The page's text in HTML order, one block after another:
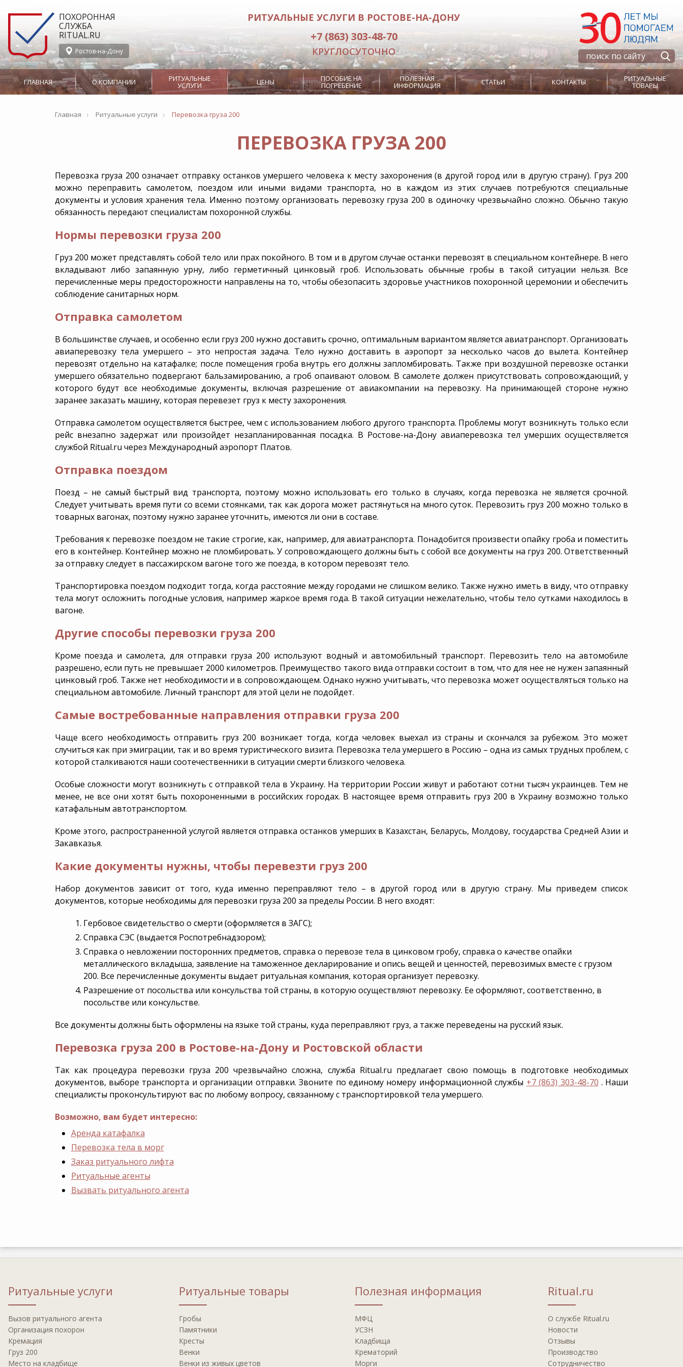
ПОХОРОННАЯ
СЛУЖБА
RITUAL.RU
Ростов-на-Дону
РИТУАЛЬНЫЕ УСЛУГИ В РОСТОВЕ-НА-ДОНУ
+7 (863) 303-48-70
КРУГЛОСУТОЧНО
ГЛАВНАЯ О КОМПАНИИ
О службе Ritual.ru в
Сотрудничество
СМИ о нас
РИТУАЛЬНЫЕ
УСЛУГИ
Организация
Перевозка тела в морг
Заказ ритуального лифта
Носильщики гроба
Кремация
Груз 200 Аренда катафалка
Перезахоронение останков
Уборка и благоустройство
ЦЕНЫ ПОСОБИЕ НА
ПОГРЕБЕНИЕ
ПОЛЕЗНАЯ
ИНФОРМАЦИЯ
Крематории
МФЦ
УСЗН
о смерти
Калькулятор поминок
СТАТЬИ КОНТАКТЫ РИТУАЛЬНЫЕ
ТОВАРЫ
Кресты на могилу
Венки
корзины
Главная › Ритуальные услуги › Перевозка груза 200
ПЕРЕВОЗКА ГРУЗА 200
Перевозка груза 200 означает отправку останков умершего человека к месту захоронения (в другой город или в другую страну). Груз 200
можно переправить самолетом, поездом или иными видами транспорта, но в каждом из этих случаев потребуются специальные
документы и условия хранения тела. Именно поэтому организовать перевозку груза 200 в одиночку чрезвычайно сложно. Обычно такую
обязанность передают специалистам похоронной службы.
Нормы перевозки груза 200
Груз 200 может представлять собой тело или прах покойного. В том и в другом случае останки перевозят в специальном контейнере. В него
вкладывают либо запаянную урну, либо герметичный цинковый гроб. Использовать обычные гробы в такой ситуации нельзя. Все
перечисленные меры предосторожности направлены на то, чтобы обезопасить здоровье участников похоронной церемонии и обеспечить
соблюдение санитарных норм.
Отправка самолетом
В большинстве случаев, и особенно если груз 200 нужно доставить срочно, оптимальным вариантом является авиатранспорт. Организовать
авиаперевозку тела умершего – это непростая задача. Тело нужно доставить в аэропорт за несколько часов до вылета. Контейнер
перевозят отдельно на катафалке; после помещения гроба внутрь его должны запломбировать. Также при воздушной перевозке останки
умершего обязательно подвергают бальзамированию, а гроб опаивают оловом. В самолете должен присутствовать сопровождающий, у
которого будут все необходимые документы, включая разрешение от авиакомпании на перевозку. На принимающей стороне нужно
заранее заказать машину, которая перевезет груз к месту захоронения.
Отправка самолетом осуществляется быстрее, чем с использованием любого другого транспорта. Проблемы могут возникнуть только если
рейс внезапно задержат или произойдет незапланированная посадка. В Ростове-на-Дону авиаперевозка тел умерших осуществляется
службой Ritual.ru через Международный аэропорт Платов.
Отправка поездом
Поезд – не самый быстрый вид транспорта, поэтому можно использовать его только в случаях, когда перевозка не является срочной.
Следует учитывать время пути со всеми стоянками, так как дорога может растянуться на много суток. Перевозить груз 200 можно только в
товарных вагонах, поэтому нужно заранее уточнить, имеются ли они в составе.
Требования к перевозке поездом не такие строгие, как, например, для авиатранспорта. Понадобится произвести опайку гроба и поместить
его в контейнер. Контейнер можно не пломбировать. У сопровождающего должны быть с собой все документы на груз 200. Ответственный
за отправку следует в пассажирском вагоне того же поезда, в котором перевозят тело.
Транспортировка поездом подходит тогда, когда расстояние между городами не слишком велико. Также нужно иметь в виду, что отправку
тела могут осложнить погодные условия, например жаркое время года. В такой ситуации нежелательно, чтобы тело сутками находилось в
вагоне.
Другие способы перевозки груза 200
Кроме поезда и самолета, для отправки груза 200 используют водный и автомобильный транспорт. Перевозить тело на автомобиле
разрешено, если путь не превышает 2000 километров. Преимущество такого вида отправки состоит в том, что для нее не нужен запаянный
цинковый гроб. Также нет необходимости и в сопровождающем. Однако нужно учитывать, что перевозка может осуществляться только на
специальном автомобиле. Личный транспорт для этой цели не подойдет.
Самые востребованные направления отправки груза 200
Чаще всего необходимость отправить груз 200 возникает тогда, когда человек выехал из страны и скончался за рубежом. Это может
случиться как при эмиграции, так и во время туристического визита. Перевозка тела умершего в Россию – одна из самых трудных проблем, с
которой сталкиваются наши соотечественники в ситуации смерти близкого человека.
Особые сложности могут возникнуть с отправкой тела в Украину. На территории России живут и работают сотни тысяч украинцев. Тем не
менее, не все они хотят быть похороненными в российских городах. В настоящее время отправить груз 200 в Украину возможно только
катафальным автотранспортом.
Кроме этого, распространенной услугой является отправка останков умерших в Казахстан, Беларусь, Молдову, государства Средней Азии и
Закавказья.
Какие документы нужны, чтобы перевезти груз 200
Набор документов зависит от того, куда именно переправляют тело – в другой город или в другую страну. Мы приведем список
документов, которые необходимы для перевозки груза 200 за пределы России. В него входят:
Гербовое свидетельство о смерти (оформляется в ЗАГС);
Справка СЭС (выдается Роспотребнадзором);
Справка о невложении посторонних предметов, справка о перевозе тела в цинковом гробу, справка о качестве опайки
металлического вкладыша, заявление на таможенное декларирование и опись вещей и ценностей, перевозимых вместе с грузом
200. Все перечисленные документы выдает ритуальная компания, которая организует перевозку.
Разрешение от посольства или консульства той страны, в которую осуществляют перевозку. Ее оформляют, соответственно, в
посольстве или консульстве.
Все документы должны быть оформлены на языке той страны, куда переправляют груз, а также переведены на русский язык.
Перевозка груза 200 в Ростове-на-Дону и Ростовской области
Так как процедура перевозки груза 200 чрезвычайно сложна, служба Ritual.ru предлагает свою помощь в подготовке необходимых
документов, выборе транспорта и организации отправки. Звоните по единому номеру информационной службы +7 (863) 303-48-70 . Наши
специалисты проконсультируют вас по любому вопросу, связанному с транспортировкой тела умершего.
Возможно, вам будет интересно:
Аренда катафалка
Перевозка тела в морг
Заказ ритуального лифта
Ритуальные агенты
Вызвать ритуального агента
Ритуальные услуги
Вызов ритуального агента
Организация похорон
Кремация
Груз 200
Место на кладбище
Ритуальные товары
Гробы
Памятники
Кресты
Венки
Венки из живых цветов
Полезная информация
МФЦ
УСЗН
Кладбища
Крематорий
Морги
Ritual.ru
О службе Ritual.ru
Новости
Отзывы
Производство
Сотрудничество